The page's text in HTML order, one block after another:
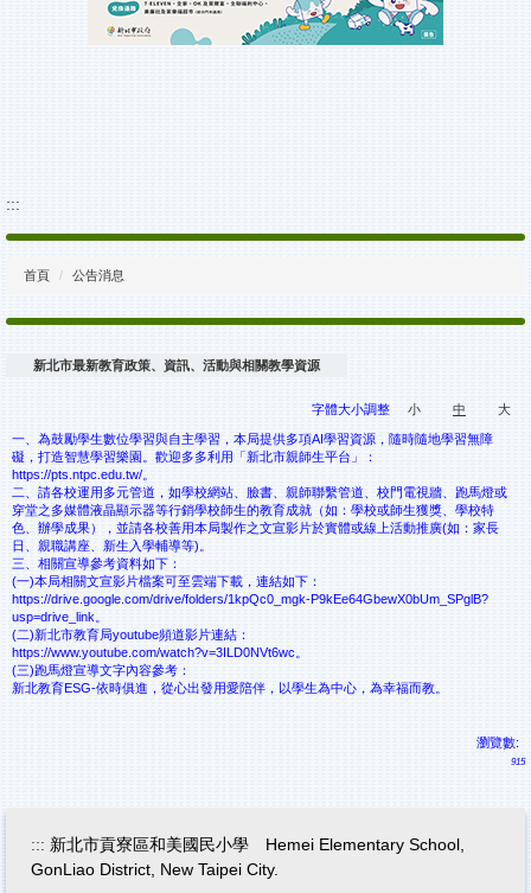
:::
首頁 公告消息
新北市最新教育政策、資訊、活動與相關教學資源
字體大小調整 小 中 大
一、為鼓勵學生數位學習與自主學習，本局提供多項AI學習資源，隨時隨地學習無障
礙，打造智慧學習樂園。歡迎多多利用「新北市親師生平台」：
https://pts.ntpc.edu.tw/。
二、請各校運用多元管道，如學校網站、臉書、親師聯繫管道、校門電視牆、跑馬燈或
穿堂之多媒體液晶顯示器等行銷學校師生的教育成就（如：學校或師生獲獎、學校特
色、辦學成果），並請各校善用本局製作之文宣影片於實體或線上活動推廣(如：家長
日、親職講座、新生入學輔導等)。
三、相關宣導參考資料如下：
(一)本局相關文宣影片檔案可至雲端下載，連結如下：
https://drive.google.com/drive/folders/1kpQc0_mgk-P9kEe64GbewX0bUm_SPglB?
usp=drive_link。
(二)新北市教育局youtube頻道影片連結：
https://www.youtube.com/watch?v=3ILD0NVt6wc。
(三)跑馬燈宣導文字內容參考：
新北教育ESG-依時俱進，從心出發用愛陪伴，以學生為中心，為幸福而教。
瀏覽數:
915
::: 新北市貢寮區和美國民小學 Hemei Elementary School,
GonLiao District, New Taipei City.